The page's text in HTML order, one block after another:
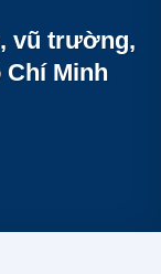
vũ trường,
Minh